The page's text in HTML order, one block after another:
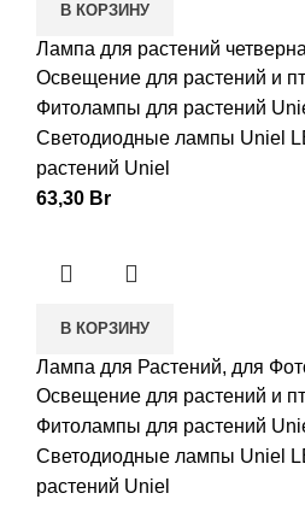
В КОРЗИНУ
Лампа для растений
Освещение для растений и
Фитолампы для растений
Светодиодные лампы Uniel
растений Uniel
63,30 Br
В КОРЗИНУ
Лампа для Растений, для
Освещение для растений и
Фитолампы для растений
Светодиодные лампы Uniel
растений Uniel